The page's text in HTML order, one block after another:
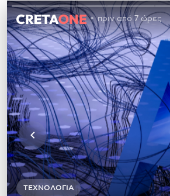
πριν από 7 ώρες
ΤΕΧΝΟΛΟΓΊΑ